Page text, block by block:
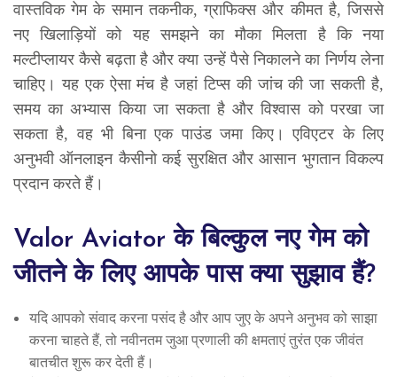
वास्तविक गेम के समान तकनीक, ग्राफिक्स और कीमत है, जिससे
नए खिलाड़ियों को यह समझने का मौका मिलता है कि नया
मल्टीप्लायर कैसे बढ़ता है और क्या उन्हें पैसे निकालने का निर्णय लेना
चाहिए। यह एक ऐसा मंच है जहां टिप्स की जांच की जा सकती है,
समय का अभ्यास किया जा सकता है और विश्वास को परखा जा
सकता है, वह भी बिना एक पाउंड जमा किए। एविएटर के लिए
अनुभवी ऑनलाइन कैसीनो कई सुरक्षित और आसान भुगतान विकल्प
प्रदान करते हैं।
Valor Aviator के बिल्कुल नए गेम को
जीतने के लिए आपके पास क्या सुझाव हैं?
यदि आपको संवाद करना पसंद है और आप जुए के अपने अनुभव को साझा
करना चाहते हैं, तो नवीनतम जुआ प्रणाली की क्षमताएं तुरंत एक जीवंत
बातचीत शुरू कर देती हैं।